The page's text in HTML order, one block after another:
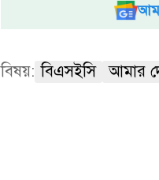
বিষয়: বিএসইসি আমার